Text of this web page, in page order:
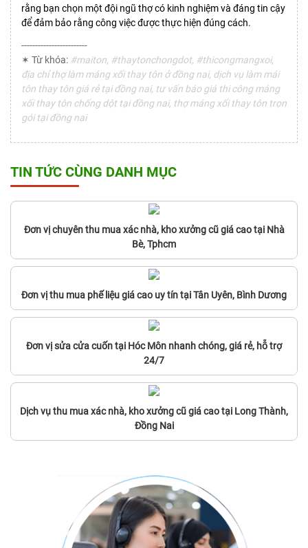
rằng bạn chọn một đội ngũ thợ có kinh nghiệm và đáng tin cậy
để đảm bảo rằng công việc được thực hiện đúng cách.
------------------------
✶ Từ khóa: #maiton, #thaytonchongdot, #thicongmangxoi,
địa chỉ thợ làm máng xối thay tôn ở đồng nai, dịch vụ làm mái
tôn thay tôn giá rẻ tại đồng nai, tư vấn báo giá thi công máng
xối thay tôn chống dột tại đồng nai, thợ máng xối thay tôn trọn
gói tại đồng nai
TIN TỨC CÙNG DANH MỤC
Đơn vị chuyên thu mua xác nhà, kho xưởng cũ giá cao tại Nhà
Bè, Tphcm
Đơn vị thu mua phế liệu giá cao uy tín tại Tân Uyên, Bình Dương
Đơn vị sửa cửa cuốn tại Hóc Môn nhanh chóng, giá rẻ, hỗ trợ
24/7
Dịch vụ thu mua xác nhà, kho xưởng cũ giá cao tại Long Thành,
Đồng Nai